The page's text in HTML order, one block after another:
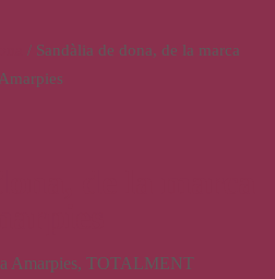
/ Sandàlia de dona, de la marca
Amarpies
Amarpies, TOTALMENT